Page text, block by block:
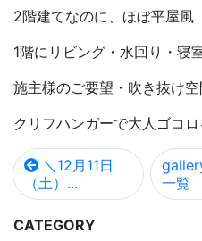
2階建てなのに、ほぼ平屋風
1階にリビング・水回り・寝
施主様のご要望・吹き抜け空
クリフハンガーで大人ゴコ
＼12月11日
（土）...
一覧
CATEGORY